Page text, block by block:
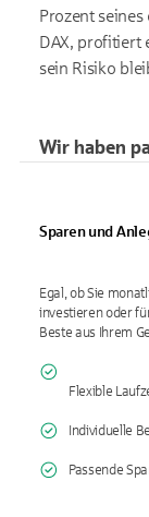
Prozent
DAX, profitiert
sein Risiko
Wir haben
Sparen und
Egal, ob Sie
investieren oder
Beste aus Ihrem
Flexible
Individuelle
Passende